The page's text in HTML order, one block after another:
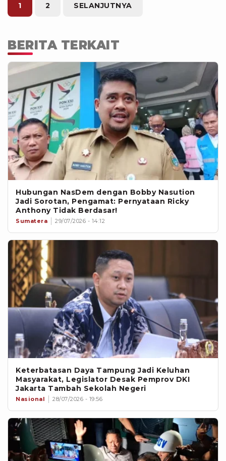
ambang batas pencalonan tersebut
sehingga peluang lahirnya calon-
lebar.(mg5/ppk)
1 2 SELANJUTNYA
BERITA TERKAIT
Hubungan NasDem dengan Bobby Nasution
Jadi Sorotan, Pengamat: Pernyataan Ricky
Anthony Tidak Berdasar!
Sumatera 29/07/2026 - 14:12
Keterbatasan Daya Tampung Jadi Keluhan
Masyarakat, Legislator Desak Pemprov DKI
Jakarta Tambah Sekolah Negeri
Nasional 28/07/2026 - 19:56